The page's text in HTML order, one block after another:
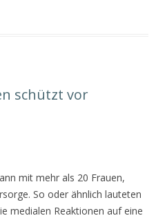
schützt vor
mit mehr als 20 Frauen,
So oder ähnlich lauteten
medialen Reaktionen auf eine